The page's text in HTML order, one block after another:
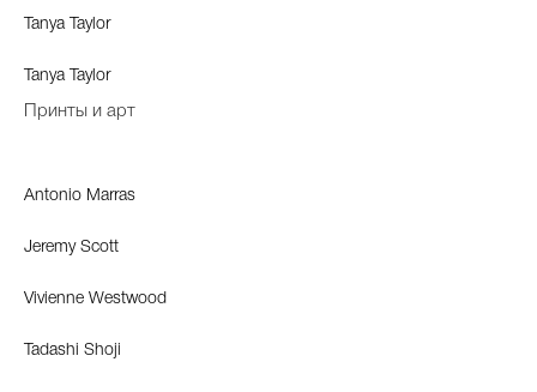
Tanya Taylor
Tanya Taylor
Принты и арт
Antonio Marras
Jeremy Scott
Vivienne Westwood
Tadashi Shoji